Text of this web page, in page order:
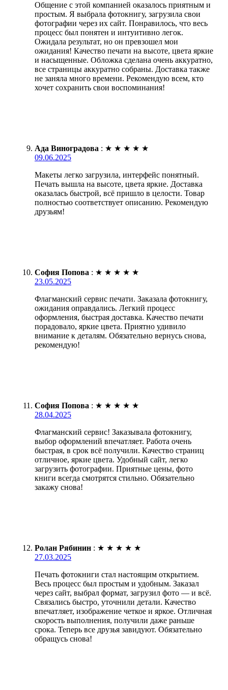
Общение с этой компанией оказалось приятным и
простым. Я выбрала фотокнигу, загрузила свои
фотографии через их сайт. Понравилось, что весь
процесс был понятен и интуитивно легок.
Ожидала результат, но он превзошел мои
ожидания! Качество печати на высоте, цвета яркие
и насыщенные. Обложка сделана очень аккуратно,
все страницы аккуратно собраны. Доставка также
не заняла много времени. Рекомендую всем, кто
хочет сохранить свои воспоминания!
Ада Виноградова : ★ ★ ★ ★ ★
09.06.2025
Макеты легко загрузила, интерфейс понятный.
Печать вышла на высоте, цвета яркие. Доставка
оказалась быстрой, всё пришло в целости. Товар
полностью соответствует описанию. Рекомендую
друзьям!
София Попова : ★ ★ ★ ★ ★
23.05.2025
Флагманский сервис печати. Заказала фотокнигу,
ожидания оправдались. Легкий процесс
оформления, быстрая доставка. Качество печати
порадовало, яркие цвета. Приятно удивило
внимание к деталям. Обязательно вернусь снова,
рекомендую!
София Попова : ★ ★ ★ ★ ★
28.04.2025
Флагманский сервис! Заказывала фотокнигу,
выбор оформлений впечатляет. Работа очень
быстрая, в срок всё получили. Качество страниц
отличное, яркие цвета. Удобный сайт, легко
загрузить фотографии. Приятные цены, фото
книги всегда смотрятся стильно. Обязательно
закажу снова!
Ролан Рябинин : ★ ★ ★ ★ ★
27.03.2025
Печать фотокниги стал настоящим открытием.
Весь процесс был простым и удобным. Заказал
через сайт, выбрал формат, загрузил фото — и всё.
Связались быстро, уточнили детали. Качество
впечатляет, изображение четкое и яркое. Отличная
скорость выполнения, получили даже раньше
срока. Теперь все друзья завидуют. Обязательно
обращусь снова!